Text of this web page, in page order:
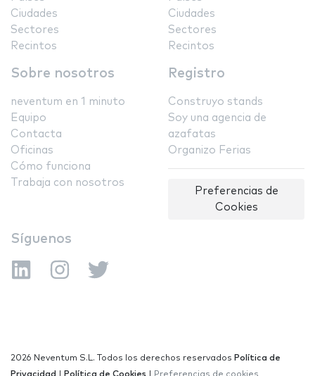
Ciudades
Sectores
Recintos
Ciudades
Sectores
Recintos
Sobre nosotros
neventum en 1 minuto
Equipo
Contacta
Oficinas
Cómo funciona
Trabaja con nosotros
Registro
Construyo stands
Soy una agencia de
azafatas
Organizo Ferias
Preferencias de
Cookies
Síguenos
2026 Neventum S.L. Todos los derechos reservados Política de